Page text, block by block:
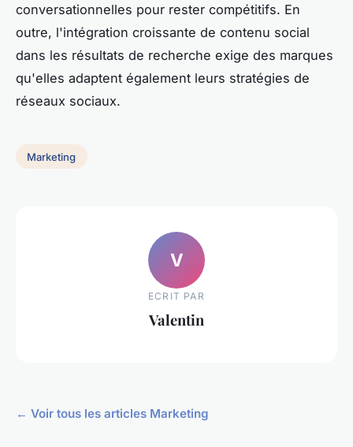
conversationnelles pour rester compétitifs. En
outre, l'intégration croissante de contenu social
dans les résultats de recherche exige des marques
qu'elles adaptent également leurs stratégies de
réseaux sociaux.
Marketing
V
ECRIT PAR
Valentin
← Voir tous les articles Marketing